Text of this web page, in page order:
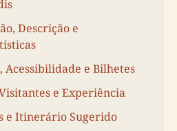
Descrição e
e Bilhetes
e Experiência
e Itinerário Sugerido